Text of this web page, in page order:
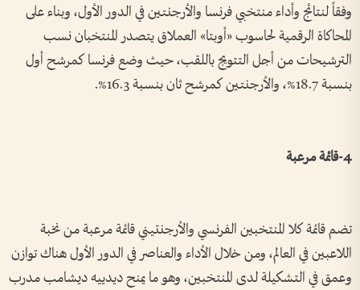
وفقاً لنتائج وأداء منتخبي فرنسا والأرجنتين في الدور الأول، وبناء على
المحاكاة الرقمية لحاسوب «أوبتا» العملاق يتصدر المنتخبان نسب
الترشيحات من أجل التتويج باللقب، حيث وضع فرنسا كمرشح أول
بنسبة 18.7%، والأرجنتين كمرشح ثان بنسبة 16.3%.
4-قائمة مرعبة
تضم قائمة كلا المنتخبين الفرنسي والأرجنتيني قائمة مرعبة من نخبة
اللاعبين في العالم، ومن خلال الأداء والعناصر في الدور الأول هناك توازن
وعمق في التشكيلة لدى المنتخبين، وهو ما يمنح ديدييه ديشامب مدرب